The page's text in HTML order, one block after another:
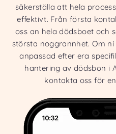
säkerställa att hela
effektivt. Från första
oss an hela dödsboet och
största noggrannhet. Om
anpassad efter era
hantering av dödsbon i
kontakta oss för